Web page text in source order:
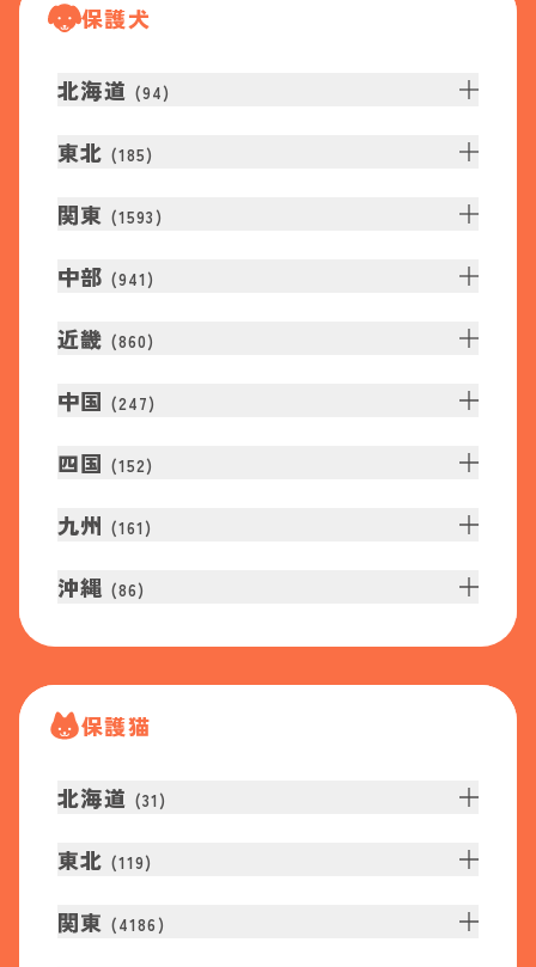
保護犬
北海道 (94)
東北 (185)
関東 (1593 )
中部 (941 )
近畿 (860)
中国 (247)
四国 (152)
九州 (161 )
沖縄 (86)
保護猫
北海道 (31 )
東北 (119)
関東 (4186 )